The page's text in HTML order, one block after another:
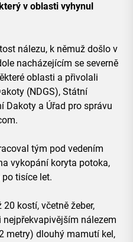
v oblasti vyhynul
nálezu, k němuž došlo v
nacházejícím se severně
oblasti a přivolali
(NDGS), Státní
Dakoty a Úřad pro správu
tým pod vedením
vykopání koryta potoka,
tisíce let.
kostí, včetně žeber,
nejpřekvapivějším nálezem
metry) dlouhý mamutí kel,